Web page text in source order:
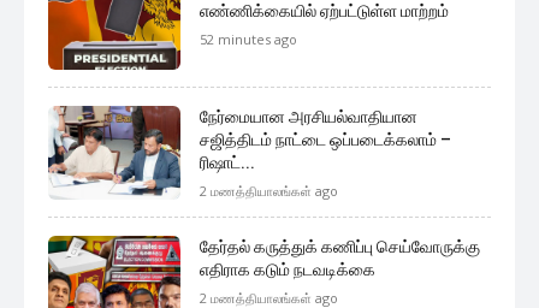
எண்ணிக்கையில் ஏற்பட்டுள்ள மாற்றம்
52 minutes ago
நேர்மையான அரசியல்வாதியான
சஜித்திடம் நாட்டை ஒப்படைக்கலாம் –
ரிஷாட்...
2 மணத்தியாலங்கள் ago
தேர்தல் கருத்துக் கணிப்பு செய்வோருக்கு
எதிராக கடும் நடவடிக்கை
2 மணத்தியாலங்கள் ago